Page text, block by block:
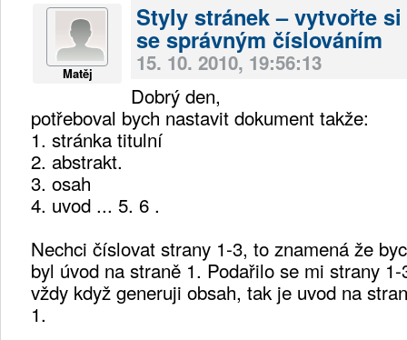
Matěj
Styly stránek – vytvořte si
se správným číslováním
15. 10. 2010, 19:56:13
Dobrý den,
potřeboval bych nastavit dokument takže:
1. stránka titulní
2. abstrakt.
3. osah
4. uvod ... 5. 6 .
Nechci číslovat strany 1-3, to znamená že
byl úvod na straně 1. Podařilo se mi strany
vždy když generuji obsah, tak je uvod na
1.